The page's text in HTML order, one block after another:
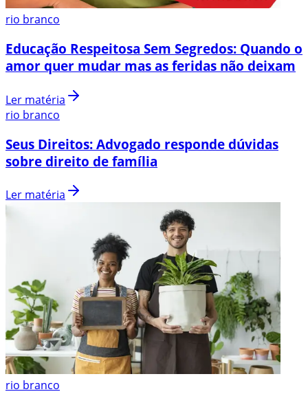
rio branco
Educação Respeitosa Sem Segredos: Quando o
amor quer mudar mas as feridas não deixam
Ler matéria
rio branco
Seus Direitos: Advogado responde dúvidas
sobre direito de família
Ler matéria
rio branco